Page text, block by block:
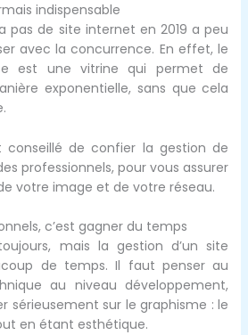
indispensable
pas de site internet en 2019 a peu
avec la concurrence. En effet, le
est une vitrine qui permet de
exponentielle, sans que cela
conseillé de confier la gestion de
professionnels, pour vous assurer
votre image et de votre réseau.
c’est gagner du temps
mais la gestion d’un site
de temps. Il faut penser au
au niveau développement,
sérieusement sur le graphisme : le
en étant esthétique.